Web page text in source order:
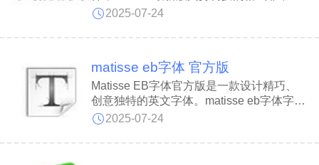
多，常用的有 txt、docx、html、pdf、md、
文字处理格式之间进行转换，包括但不限于
Word docx。
2025-07-24
matisse eb字体 官方版
Matisse EB字体官方版是一款设计精巧、
创意独特的英文字体。matisse eb字体字形
优雅，笔画简洁流畅，线条柔和自然。
音战士》中的广泛应用而备受瞩目，
2025-07-24